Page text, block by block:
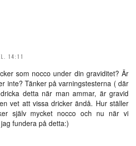
14:11
som nocco under din graviditet? Är
inte? Tänker på varningstesterna ( där
detta när man ammar, är gravid
vet att vissa dricker ändå. Hur ställer
själv mycket nocco och nu när vi
fundera på detta:)